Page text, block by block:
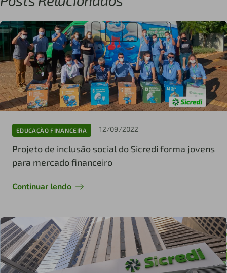
EDUCAÇÃO FINANCEIRA 12/09/2022
Projeto de inclusão social do Sicredi forma jovens
para mercado financeiro
Continuar lendo